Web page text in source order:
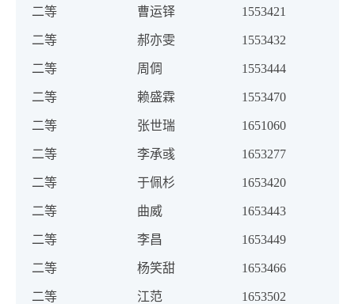
二等 曹运铎 1553421
二等 郝亦雯 1553432
二等 周倜 1553444
二等 赖盛霖 1553470
二等 张世瑞 1651060
二等 李承彧 1653277
二等 于佩杉 1653420
二等 曲威 1653443
二等 李昌 1653449
二等 杨笑甜 1653466
二等 江范 1653502